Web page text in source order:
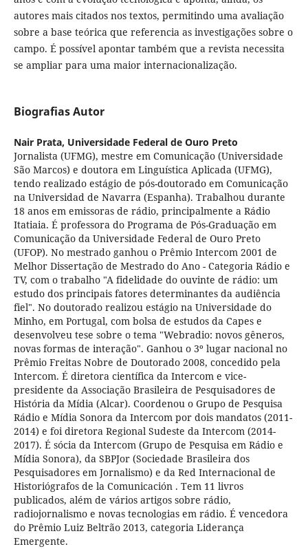
autores mais citados nos textos, permitindo uma avaliação
sobre a base teórica que referencia as investigações sobre o
campo. É possível apontar também que a revista necessita
se ampliar para uma maior internacionalização.
Biografias Autor
Nair Prata, Universidade Federal de Ouro Preto
Jornalista (UFMG), mestre em Comunicação (Universidade
São Marcos) e doutora em Linguística Aplicada (UFMG),
tendo realizado estágio de pós-doutorado em Comunicação
na Universidad de Navarra (Espanha). Trabalhou durante
18 anos em emissoras de rádio, principalmente a Rádio
Itatiaia. É professora do Programa de Pós-Graduação em
Comunicação da Universidade Federal de Ouro Preto
(UFOP). No mestrado ganhou o Prêmio Intercom 2001 de
Melhor Dissertação de Mestrado do Ano - Categoria Rádio e
TV, com o trabalho "A fidelidade do ouvinte de rádio: um
estudo dos principais fatores determinantes da audiência
fiel". No doutorado realizou estágio na Universidade do
Minho, em Portugal, com bolsa de estudos da Capes e
desenvolveu tese sobre o tema "Webradio: novos gêneros,
novas formas de interação". Ganhou o 3º lugar nacional no
Prêmio Freitas Nobre de Doutorado 2008, concedido pela
Intercom. É diretora científica da Intercom e vice-
presidente da Associação Brasileira de Pesquisadores de
História da Mídia (Alcar). Coordenou o Grupo de Pesquisa
Rádio e Mídia Sonora da Intercom por dois mandatos (2011-
2014) e foi diretora Regional Sudeste da Intercom (2014-
2017). É sócia da Intercom (Grupo de Pesquisa em Rádio e
Mídia Sonora), da SBPJor (Sociedade Brasileira dos
Pesquisadores em Jornalismo) e da Red Internacional de
Historiógrafos de la Comunicación . Tem 11 livros
publicados, além de vários artigos sobre rádio,
radiojornalismo e novas tecnologias em rádio. É vencedora
do Prêmio Luiz Beltrão 2013, categoria Liderança
Emergente.